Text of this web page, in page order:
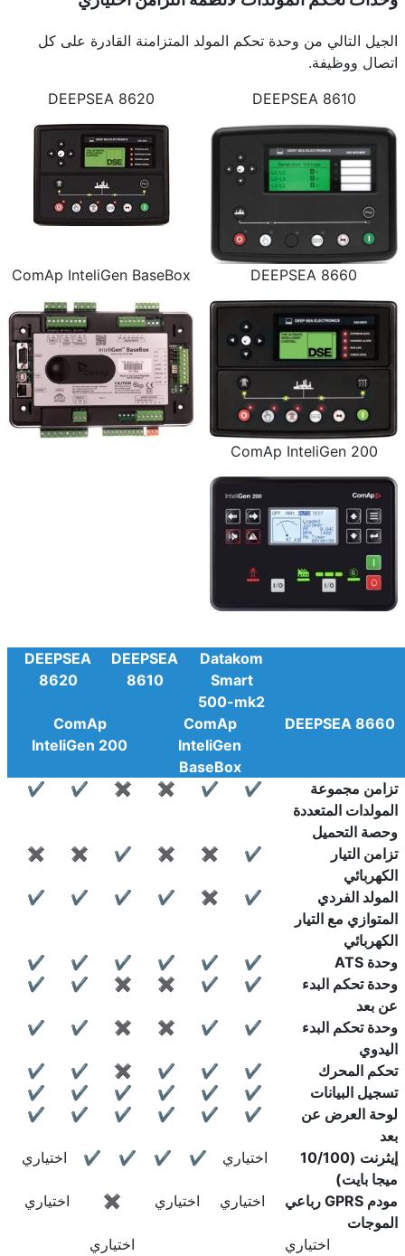
الجيل التالي من وحدة تحكم المولد المتزامنة القادرة على كل
اتصال ووظيفة.
DEEPSEA 8610
DEEPSEA 8620
DEEPSEA 8660
ComAp InteliGen BaseBox
ComAp InteliGen 200
Datakom
Smart
500-mk2
DEEPSEA
8610
DEEPSEA
8620
DEEPSEA 8660
ComAp
InteliGen
BaseBox
ComAp
InteliGen 200
تزامن مجموعة
المولدات المتعددة
وحصة التحميل
✔
✔
✖
✖
✔
✔
تزامن التيار
الكهربائي
✔
✖
✖
✔
✖
✖
المولد الفردي
المتوازي مع التيار
الكهربائي
✔
✖
✔
✔
✔
✔
وحدة ATS ✔
✔
✔
✔
✔
✔
وحدة تحكم البدء
عن بعد
✔
✔
✖
✖
✔
✔
وحدة تحكم البدء
اليدوي
✔
✔
✖
✖
✔
✔
تحكم المحرك ✔
✔
✔
✖
✔
✔
تسجيل البيانات
✔
✔
✔
✔
✔
✔
لوحة العرض عن
بعد
✔
✔
✔
✔
✔
✔
إيثرنت (10/100
ميجا بايت)
اختياري ✔
✔
✔
✔ اختياري
مودم GPRS رباعي
الموجات
اختياري اختياري ✖ اختياري
اختياري
اختياري